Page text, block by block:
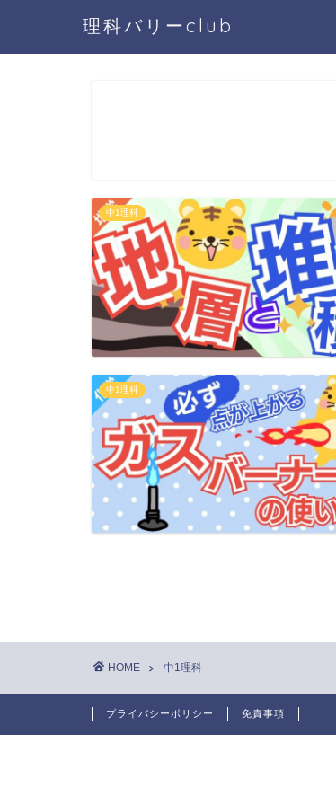
理科バリーclub
中1理科
中1理科
HOME 中1理科
プライバシーポリシー 免責事項